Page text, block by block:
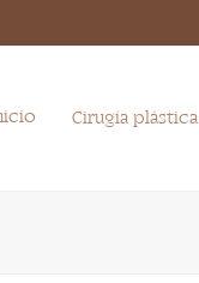
Cirugía plástica